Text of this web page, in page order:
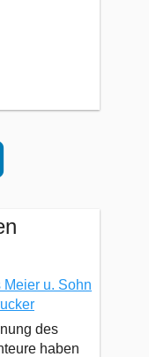
u. Sohn
des
haben